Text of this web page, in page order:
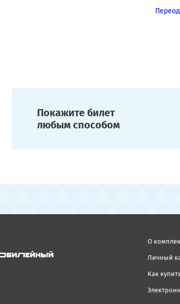
Покажите билет
любым способом
О
Личный
Как